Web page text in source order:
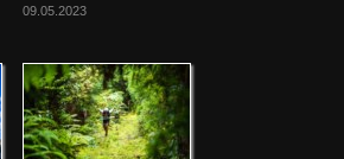
09.05.2023